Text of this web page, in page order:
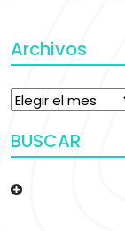
Archivos
BUSCAR